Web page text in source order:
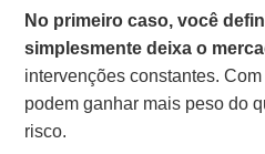
No primeiro caso, você
simplesmente deixa o
intervenções constantes.
podem ganhar mais peso do
risco.